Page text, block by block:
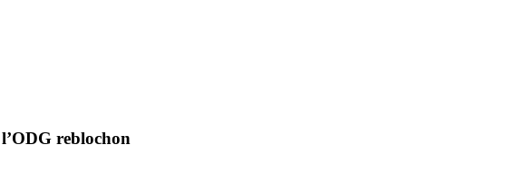
reblochon